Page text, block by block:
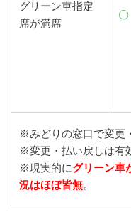
グリーン車指定
席が満席
〇
※みどりの窓口で変更
※変更・払い戻しは有
※現実的にグリーン車
況はほぼ皆無。